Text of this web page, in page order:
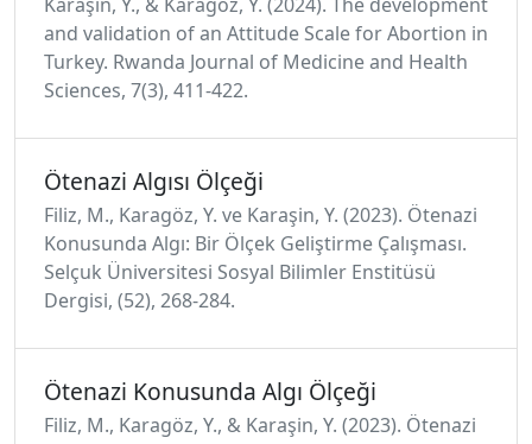
and validation of an Attitude Scale for Abortion in
Turkey. Rwanda Journal of Medicine and Health
Sciences, 7(3), 411-422.
Ötenazi Algısı Ölçeği
Filiz, M., Karagöz, Y. ve Karaşin, Y. (2023). Ötenazi
Konusunda Algı: Bir Ölçek Geliştirme Çalışması.
Selçuk Üniversitesi Sosyal Bilimler Enstitüsü
Dergisi, (52), 268-284.
Ötenazi Konusunda Algı Ölçeği
Filiz, M., Karagöz, Y., & Karaşin, Y. (2023). Ötenazi